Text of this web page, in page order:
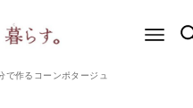
で作るコーンポタージュ